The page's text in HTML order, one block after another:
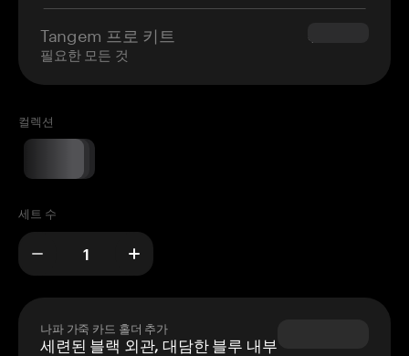
Tangem 프로 키트
필요한 모든 것
$180.00
컬렉션
세트 수
나파 가죽 카드 홀더 추가
세련된 블랙 외관, 대담한 블루 내부